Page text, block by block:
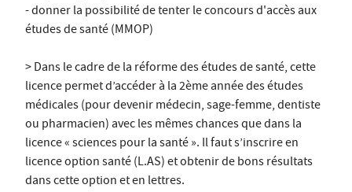
- donner la possibilité de tenter le concours d'accès aux
études de santé (MMOP)
> Dans le cadre de la réforme des études de santé, cette
licence permet d’accéder à la 2ème année des études
médicales (pour devenir médecin, sage-femme, dentiste
ou pharmacien) avec les mêmes chances que dans la
licence « sciences pour la santé ». Il faut s’inscrire en
licence option santé (L.AS) et obtenir de bons résultats
dans cette option et en lettres.